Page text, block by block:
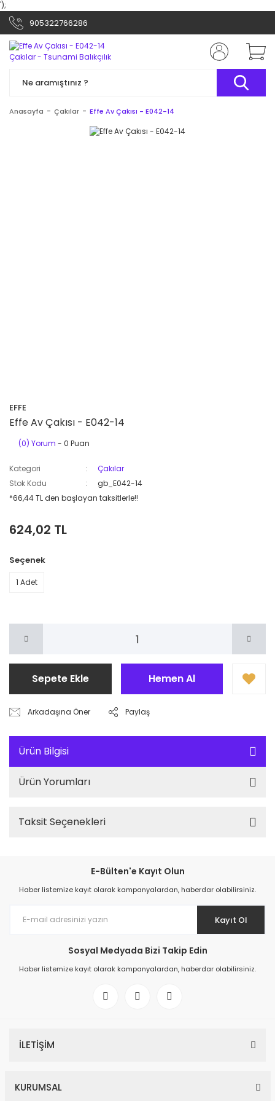
');
905322766286
Anasayfa Çakılar Effe Av Çakısı - E042-14
EFFE
Effe Av Çakısı - E042-14
(0) Yorum - 0 Puan
Kategori
Çakılar
Stok Kodu
gb_E042-14
*66,44 TL den başlayan taksitlerle!!
624,02 TL
Seçenek
1 Adet
Sepete Ekle Hemen Al
Arkadaşına Öner Paylaş
Ürün Bilgisi
Ürün Yorumları
Taksit Seçenekleri
E-Bülten'e Kayıt Olun
Haber listemize kayıt olarak kampanyalardan, haberdar olabilirsiniz.
Kayıt Ol
Sosyal Medyada Bizi Takip Edin
Haber listemize kayıt olarak kampanyalardan, haberdar olabilirsiniz.
İLETİŞİM
KURUMSAL